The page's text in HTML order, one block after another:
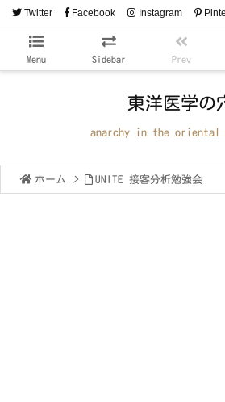
Menu Sidebar Prev
Twitter Facebook Instagram
RSS
東洋医学の
anarchy in the oriental
ホーム > UNITE 接客分析勉強会